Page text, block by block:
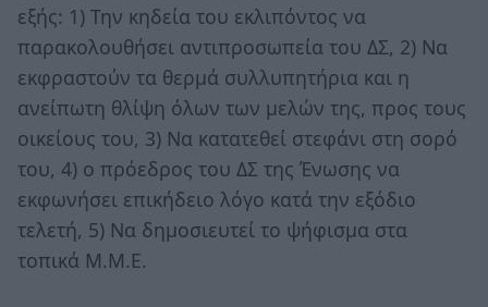
εξής: 1) Την κηδεία του εκλιπόντος να
παρακολουθήσει αντιπροσωπεία του ΔΣ, 2) Να
εκφραστούν τα θερμά συλλυπητήρια και η
ανείπωτη θλίψη όλων των μελών της, προς τους
οικείους του, 3) Να κατατεθεί στεφάνι στη σορό
του, 4) ο πρόεδρος του ΔΣ της Ένωσης να
εκφωνήσει επικήδειο λόγο κατά την εξόδιο
τελετή, 5) Να δημοσιευτεί το ψήφισμα στα
τοπικά Μ.Μ.Ε.